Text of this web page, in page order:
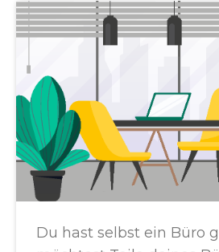
Du hast selbst ein Büro